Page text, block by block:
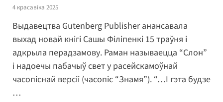
4 красавіка 2025
Выдавецтва Gutenberg Publisher анансавала
выхад новай кнігі Сашы Філіпенкі 15 траўня і
адкрыла перадзамову. Раман называецца “Слон”
і надоечы пабачыў свет у расейскамоўнай
часопіснай версіі (часопіс “Знамя”). “…І гэта будзе
…